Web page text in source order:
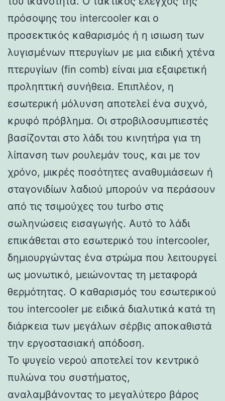
πρόσοψης του intercooler και ο
προσεκτικός καθαρισμός ή η ισιωση των
λυγισμένων πτερυγίων με μια ειδική χτένα
πτερυγίων (fin comb) είναι μια εξαιρετική
προληπτική συνήθεια. Επιπλέον, η
εσωτερική μόλυνση αποτελεί ένα συχνό,
κρυφό πρόβλημα. Οι στροβιλοσυμπιεστές
βασίζονται στο λάδι του κινητήρα για τη
λίπανση των ρουλεμάν τους, και με τον
χρόνο, μικρές ποσότητες αναθυμιάσεων ή
σταγονιδίων λαδιού μπορούν να περάσουν
από τις τσιμούχες του turbo στις
σωληνώσεις εισαγωγής. Αυτό το λάδι
επικάθεται στο εσωτερικό του intercooler,
δημιουργώντας ένα στρώμα που λειτουργεί
ως μονωτικό, μειώνοντας τη μεταφορά
θερμότητας. Ο καθαρισμός του εσωτερικού
του intercooler με ειδικά διαλυτικά κατά τη
διάρκεια των μεγάλων σέρβις αποκαθιστά
την εργοστασιακή απόδοση.
Το ψυγείο νερού αποτελεί τον κεντρικό
πυλώνα του συστήματος,
αναλαμβάνοντας το μεγαλύτερο βάρος